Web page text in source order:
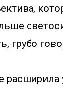
грубо